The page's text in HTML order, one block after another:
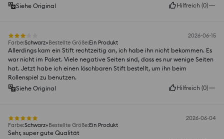
Siehe Original
Hilfreich (0)
2026-06-15
Farbe:Schwarz Bestellte Größe:Ein Produkt
Allerdings kam ein Stift rechtzeitig an, ich habe ihn nicht bekommen. Es
war nicht im Paket. Viele negative Seiten sind, dass es nur wenige Seiten
hat. Jetzt habe ich einen löschbaren Stift bestellt, um ihn beim
Rollenspiel zu benutzen.
Siehe Original
Hilfreich (0)
2026-06-04
Farbe:Schwarz Bestellte Größe:Ein Produkt
Sehr, super gute Qualität